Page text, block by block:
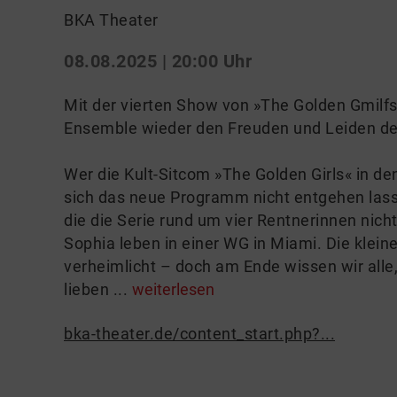
BKA Theater
08.08.2025 | 20:00 Uhr
Mit der vierten Show von »The Golden
Ensemble wieder den Freuden und Leiden
Wer die Kult-Sitcom »The Golden Girls« in
sich das neue Programm nicht entgehen
die die Serie rund um vier Rentnerinnen
Sophia leben in einer WG in Miami. Die
verheimlicht – doch am Ende wissen wir
lieben ... weiterlesen
bka-theater.de/content_start.php?...